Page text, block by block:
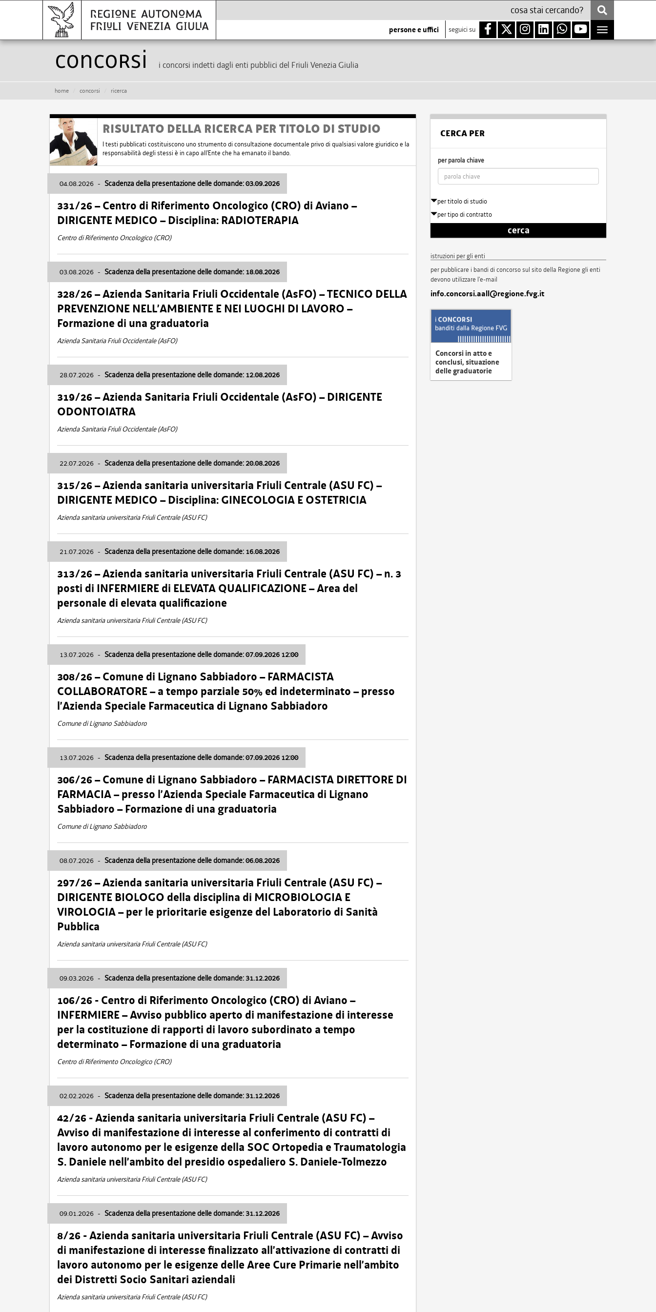
persone e uffici seguici su
Toggle
navigation
Concorsi i concorsi indetti dagli enti pubblici del Friuli Venezia Giulia
home concorsi ricerca
RISULTATO DELLA RICERCA PER TITOLO DI STUDIO
I testi pubblicati costituiscono uno strumento di consultazione documentale privo di qualsiasi valore giuridico e la
responsabilità degli stessi è in capo all'Ente che ha emanato il bando.
04.08.2026 - Scadenza della presentazione delle domande: 03.09.2026
331/26 – Centro di Riferimento Oncologico (CRO) di Aviano –
DIRIGENTE MEDICO – Disciplina: RADIOTERAPIA
Centro di Riferimento Oncologico (CRO)
03.08.2026 - Scadenza della presentazione delle domande: 18.08.2026
328/26 – Azienda Sanitaria Friuli Occidentale (AsFO) – TECNICO DELLA
PREVENZIONE NELL’AMBIENTE E NEI LUOGHI DI LAVORO –
Formazione di una graduatoria
Azienda Sanitaria Friuli Occidentale (AsFO)
28.07.2026 - Scadenza della presentazione delle domande: 12.08.2026
319/26 – Azienda Sanitaria Friuli Occidentale (AsFO) – DIRIGENTE
ODONTOIATRA
Azienda Sanitaria Friuli Occidentale (AsFO)
22.07.2026 - Scadenza della presentazione delle domande: 20.08.2026
315/26 – Azienda sanitaria universitaria Friuli Centrale (ASU FC) –
DIRIGENTE MEDICO – Disciplina: GINECOLOGIA E OSTETRICIA
Azienda sanitaria universitaria Friuli Centrale (ASU FC)
21.07.2026 - Scadenza della presentazione delle domande: 16.08.2026
313/26 – Azienda sanitaria universitaria Friuli Centrale (ASU FC) – n. 3
posti di INFERMIERE di ELEVATA QUALIFICAZIONE – Area del
personale di elevata qualificazione
Azienda sanitaria universitaria Friuli Centrale (ASU FC)
13.07.2026 - Scadenza della presentazione delle domande: 07.09.2026 12:00
308/26 – Comune di Lignano Sabbiadoro – FARMACISTA
COLLABORATORE – a tempo parziale 50% ed indeterminato – presso
l’Azienda Speciale Farmaceutica di Lignano Sabbiadoro
Comune di Lignano Sabbiadoro
13.07.2026 - Scadenza della presentazione delle domande: 07.09.2026 12:00
306/26 – Comune di Lignano Sabbiadoro – FARMACISTA DIRETTORE DI
FARMACIA – presso l’Azienda Speciale Farmaceutica di Lignano
Sabbiadoro – Formazione di una graduatoria
Comune di Lignano Sabbiadoro
08.07.2026 - Scadenza della presentazione delle domande: 06.08.2026
297/26 – Azienda sanitaria universitaria Friuli Centrale (ASU FC) –
DIRIGENTE BIOLOGO della disciplina di MICROBIOLOGIA E
VIROLOGIA – per le prioritarie esigenze del Laboratorio di Sanità
Pubblica
Azienda sanitaria universitaria Friuli Centrale (ASU FC)
09.03.2026 - Scadenza della presentazione delle domande: 31.12.2026
106/26 - Centro di Riferimento Oncologico (CRO) di Aviano –
INFERMIERE – Avviso pubblico aperto di manifestazione di interesse
per la costituzione di rapporti di lavoro subordinato a tempo
determinato – Formazione di una graduatoria
Centro di Riferimento Oncologico (CRO)
02.02.2026 - Scadenza della presentazione delle domande: 31.12.2026
42/26 - Azienda sanitaria universitaria Friuli Centrale (ASU FC) –
Avviso di manifestazione di interesse al conferimento di contratti di
lavoro autonomo per le esigenze della SOC Ortopedia e Traumatologia
S. Daniele nell’ambito del presidio ospedaliero S. Daniele-Tolmezzo
Azienda sanitaria universitaria Friuli Centrale (ASU FC)
09.01.2026 - Scadenza della presentazione delle domande: 31.12.2026
8/26 - Azienda sanitaria universitaria Friuli Centrale (ASU FC) – Avviso
di manifestazione di interesse finalizzato all’attivazione di contratti di
lavoro autonomo per le esigenze delle Aree Cure Primarie nell’ambito
dei Distretti Socio Sanitari aziendali
Azienda sanitaria universitaria Friuli Centrale (ASU FC)
CERCA PER
per parola chiave
per titolo di studio
per tipo di contratto
cerca
istruzioni per gli enti
per pubblicare i bandi di concorso sul sito della Regione gli enti
devono utilizzare l'e-mail
info.concorsi.aall@regione.fvg.it
Concorsi in atto e
conclusi, situazione
delle graduatorie